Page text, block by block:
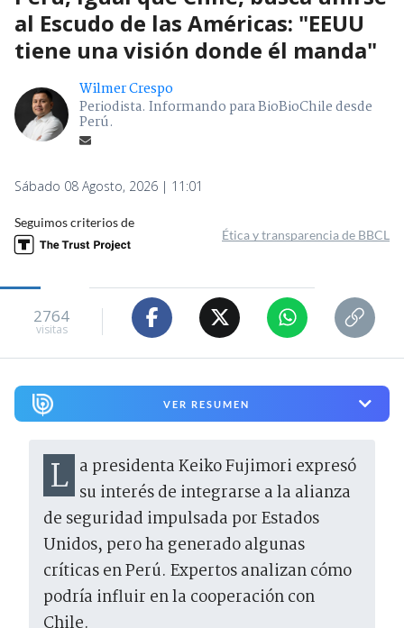
al Escudo de las Américas: "EEUU
tiene una visión donde él manda"
Wilmer Crespo
Periodista. Informando para BioBioChile desde
Perú.
Sábado 08 Agosto, 2026 | 11:01
Seguimos criterios de
Ética y transparencia de BBCL
2764
visitas
VER RESUMEN
La presidenta Keiko Fujimori expresó su interés de integrarse a la alianza
de seguridad impulsada por Estados
Unidos, pero ha generado algunas
críticas en Perú. Expertos analizan cómo
podría influir en la cooperación con